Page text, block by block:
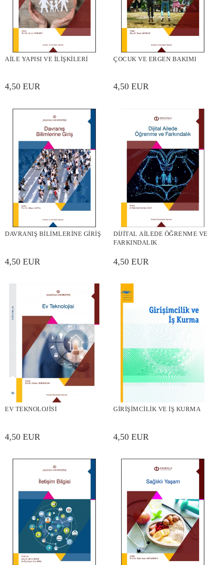
AİLE YAPISI VE İLİŞKİLERİ
4,50 EUR
ÇOCUK VE ERGEN BAKIMI
4,50 EUR
DAVRANIŞ BİLİMLERİNE GİRİŞ
4,50 EUR
DİJİTAL AİLEDE ÖĞRENME VE
FARKINDALIK
4,50 EUR
EV TEKNOLOJİSİ
4,50 EUR
GİRİŞİMCİLİK VE İŞ KURMA
4,50 EUR